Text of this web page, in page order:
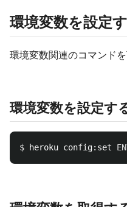
環境変数を設定
環境変数関連のコマンドを
環境変数を設定す
$ heroku config:set